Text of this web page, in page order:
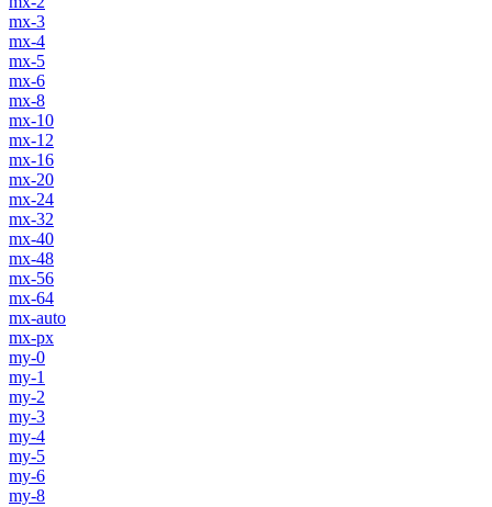
mx-3
mx-4
mx-5
mx-6
mx-8
mx-10
mx-12
mx-16
mx-20
mx-24
mx-32
mx-40
mx-48
mx-56
mx-64
mx-auto
mx-px
my-0
my-1
my-2
my-3
my-4
my-5
my-6
my-8